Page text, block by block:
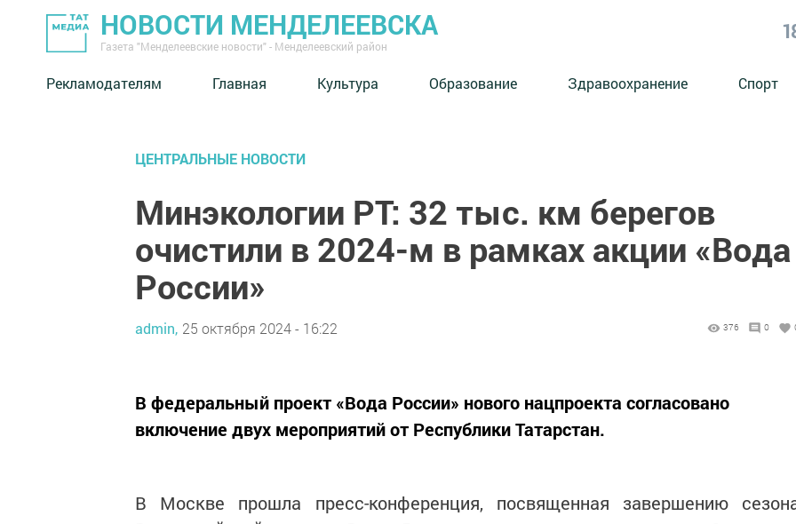
НОВОСТИ МЕНДЕЛЕЕВСКА
Газета "Менделеевские новости" - Менделеевский район
Рекламодателям Главная Культура Образование Здравоохранение Спорт
ЦЕНТРАЛЬНЫЕ НОВОСТИ
Минэкологии РТ: 32 тыс. км берегов
очистили в 2024-м в рамках акции «Вода
России»
admin, 25 октября 2024 - 16:22 376 0
В федеральный проект «Вода России» нового нацпроекта согласовано
включение двух мероприятий от Республики Татарстан.
В Москве прошла пресс-конференция, посвященная завершению